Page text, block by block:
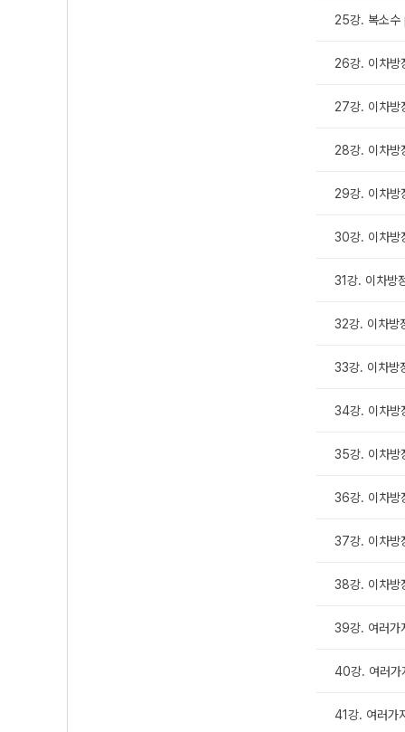
25강. 복소
26강. 이차
27강. 이차
28강. 이차
29강. 이차
30강. 이차
31강. 이차
32강. 이차
33강. 이차방
34강. 이차
35강. 이차
36강. 이차
37강. 이차
38강. 이차
39강. 여러
40강. 여러
41강. 여러